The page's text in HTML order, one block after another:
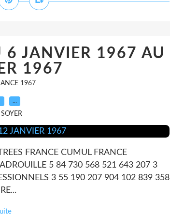
6 JANVIER 1967 AU
1967
1967
…
FRANCE CUMUL FRANCE
5 84 730 568 521 643 207 3
3 55 190 207 904 102 839 358